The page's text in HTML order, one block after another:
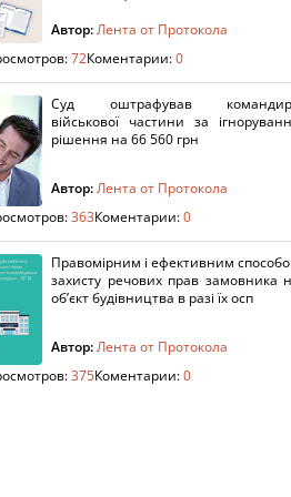
Автор:Лента от Протокола
72Коментарии:0
Суд оштрафував
військової частини за
рішення на 66 560 грн
Автор:Лента от Протокола
363Коментарии:0
Правомірним і ефективним
захисту речових прав замовника
об’єкт будівництва в разі їх осп
Автор:Лента от Протокола
375Коментарии:0